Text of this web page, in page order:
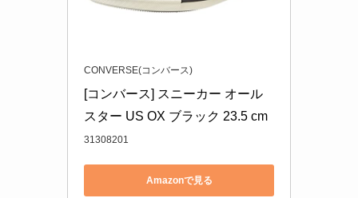
CONVERSE(コンバース)
[コンバース] スニーカー オール
スター US OX ブラック 23.5 cm
31308201
Amazonで見る